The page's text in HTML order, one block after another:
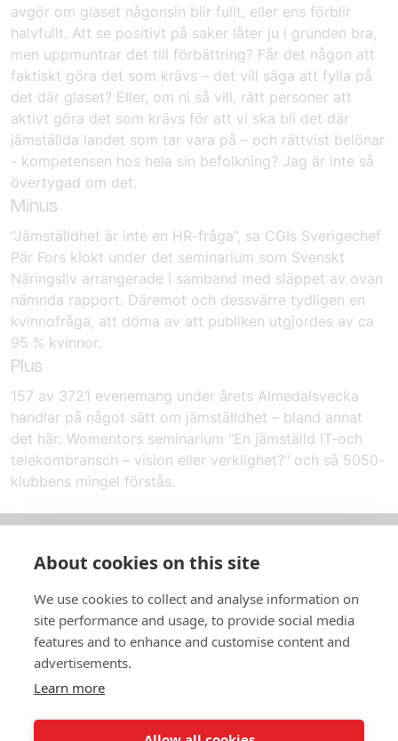
avgör om glaset någonsin blir fullt, eller ens förblir
halvfullt. Att se positivt på saker låter ju i grunden bra,
men uppmuntrar det till förbättring? Får det någon att
faktiskt göra det som krävs – det vill säga att fylla på
det där glaset? Eller, om ni så vill, rätt personer att
aktivt göra det som krävs för att vi ska bli det där
jämställda landet som tar vara på – och rättvist belönar
- kompetensen hos hela sin befolkning? Jag är inte så
övertygad om det.
Minus
”Jämställdhet är inte en HR-fråga”, sa CGIs Sverigechef
Pär Fors klokt under det seminarium som Svenskt
Näringsliv arrangerade i samband med släppet av ovan
nämnda rapport. Däremot och dessvärre tydligen en
kvinnofråga, att döma av att publiken utgjordes av ca
95 % kvinnor.
Plus
157 av 3721 evenemang under årets Almedalsvecka
handlar på något sätt om jämställdhet – bland annat
det här: Womentors seminarium "En jämställd IT-och
telekombransch – vision eller verklighet?" och så 5050-
klubbens mingel förstås.
In English
Standardavtal
Snabblänkar
About cookies on this site
We use cookies to collect and analyse information on
site performance and usage, to provide social media
features and to enhance and customise content and
advertisements.
Learn more